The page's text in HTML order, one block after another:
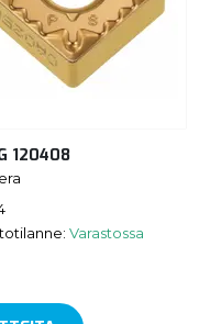
120408
Varastossa